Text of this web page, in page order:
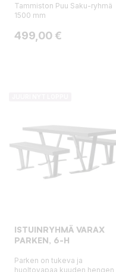
Tammiston Puu Saku-ryhmä
1500 mm
Hinta
499,00 €
ISTUINRYHMÄ VARAX
PARKEN, 6-H
Parken on tukeva ja
huoltovapaa kuuden hengen